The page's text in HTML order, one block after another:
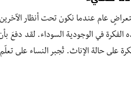
عام عندما نكون تحت أنظار
الفكرة في الوجودية السوداء. لقد دفعَ
حالة الإناث. تُجبر النساء على تعلّم